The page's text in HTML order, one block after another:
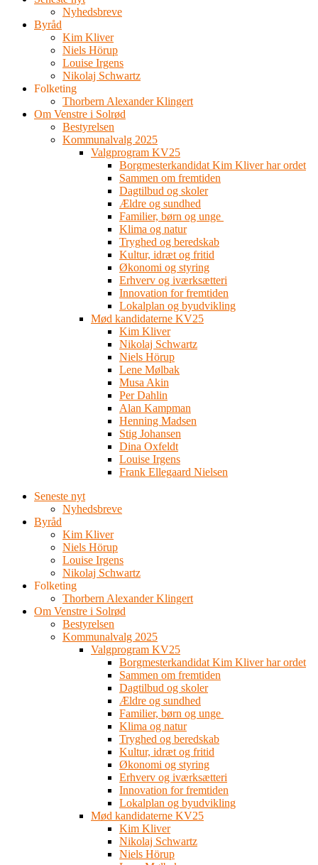
Nyhedsbreve
Byråd
Kim Kliver
Niels Hörup
Louise Irgens
Nikolaj Schwartz
Folketing
Thorbern Alexander Klingert
Om Venstre i Solrød
Bestyrelsen
Kommunalvalg 2025
Valgprogram KV25
Borgmesterkandidat Kim Kliver har ordet
Sammen om fremtiden
Dagtilbud og skoler
Ældre og sundhed
Familier, børn og unge
Klima og natur
Tryghed og beredskab
Kultur, idræt og fritid
Økonomi og styring
Erhverv og iværksætteri
Innovation for fremtiden
Lokalplan og byudvikling
Mød kandidaterne KV25
Kim Kliver
Nikolaj Schwartz
Niels Hörup
Lene Mølbak
Musa Akin
Per Dahlin
Alan Kampman
Henning Madsen
Stig Johansen
Dina Oxfeldt
Louise Irgens
Frank Ellegaard Nielsen
Seneste nyt
Nyhedsbreve
Byråd
Kim Kliver
Niels Hörup
Louise Irgens
Nikolaj Schwartz
Folketing
Thorbern Alexander Klingert
Om Venstre i Solrød
Bestyrelsen
Kommunalvalg 2025
Valgprogram KV25
Borgmesterkandidat Kim Kliver har ordet
Sammen om fremtiden
Dagtilbud og skoler
Ældre og sundhed
Familier, børn og unge
Klima og natur
Tryghed og beredskab
Kultur, idræt og fritid
Økonomi og styring
Erhverv og iværksætteri
Innovation for fremtiden
Lokalplan og byudvikling
Mød kandidaterne KV25
Kim Kliver
Nikolaj Schwartz
Niels Hörup